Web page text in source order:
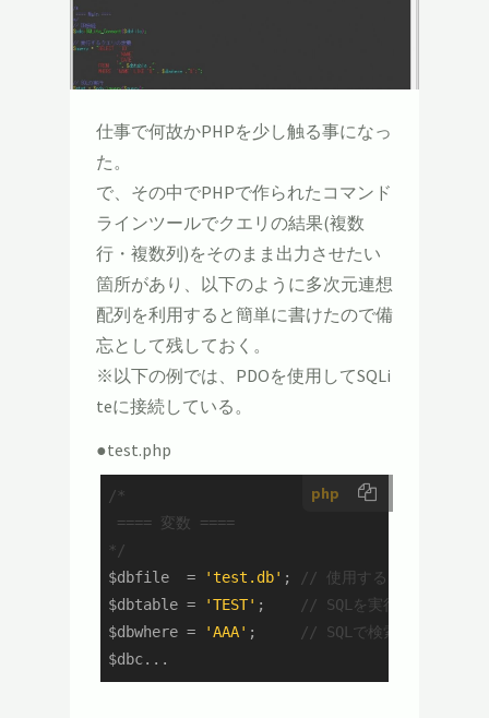
仕事で何故かPHPを少し触る事になっ
た。
で、その中でPHPで作られたコマンド
ラインツールでクエリの結果(複数
行・複数列)をそのまま出力させたい
箇所があり、以下のように多次元連想
配列を利用すると簡単に書けたので備
忘として残しておく。
※以下の例では、PDOを使用してSQLi
teに接続している。
●test.php
php
/*
==== 変数 ====
*/
$dbfile  =
'test.db' ;
// 使用するDBファイル
$dbtable =
'TEST' ;
// SQLを実行するテーブ
$dbwhere =
'AAA' ;
// SQLで検索する文字列
$dbc...